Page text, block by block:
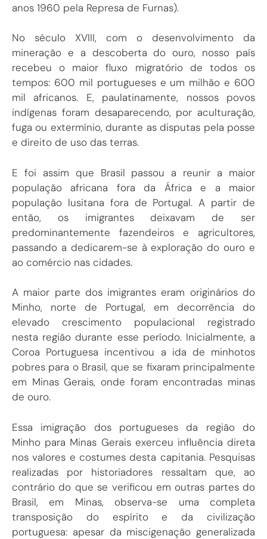
anos 1960 pela Represa de Furnas).
No século XVIII, com o desenvolvimento da
mineração e a descoberta do ouro, nosso país
recebeu o maior fluxo migratório de todos os
tempos: 600 mil portugueses e um milhão e 600
mil africanos. E, paulatinamente, nossos povos
indígenas foram desaparecendo, por aculturação,
fuga ou extermínio, durante as disputas pela posse
e direito de uso das terras.
E foi assim que Brasil passou a reunir a maior
população africana fora da África e a maior
população lusitana fora de Portugal. A partir de
então, os imigrantes deixavam de ser
predominantemente fazendeiros e agricultores,
passando a dedicarem-se à exploração do ouro e
ao comércio nas cidades.
A maior parte dos imigrantes eram originários do
Minho, norte de Portugal, em decorrência do
elevado crescimento populacional registrado
nesta região durante esse período. Inicialmente, a
Coroa Portuguesa incentivou a ida de minhotos
pobres para o Brasil, que se fixaram principalmente
em Minas Gerais, onde foram encontradas minas
de ouro.
Essa imigração dos portugueses da região do
Minho para Minas Gerais exerceu influência direta
nos valores e costumes desta capitania. Pesquisas
realizadas por historiadores ressaltam que, ao
contrário do que se verificou em outras partes do
Brasil, em Minas, observa-se uma completa
transposição do espírito e da civilização
portuguesa: apesar da miscigenação generalizada